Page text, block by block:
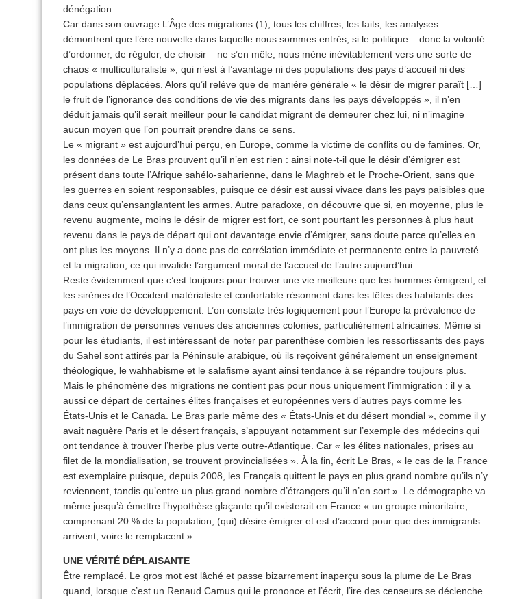
dénégation.
Car dans son ouvrage L’Âge des migrations (1), tous les chiffres, les faits, les analyses
démontrent que l’ère nouvelle dans laquelle nous sommes entrés, si le politique – donc la volonté
d’ordonner, de réguler, de choisir – ne s’en mêle, nous mène inévitablement vers une sorte de
chaos « multiculturaliste », qui n’est à l’avantage ni des populations des pays d’accueil ni des
populations déplacées. Alors qu’il relève que de manière générale « le désir de migrer paraît […]
le fruit de l’ignorance des conditions de vie des migrants dans les pays développés », il n’en
déduit jamais qu’il serait meilleur pour le candidat migrant de demeurer chez lui, ni n’imagine
aucun moyen que l’on pourrait prendre dans ce sens.
Le « migrant » est aujourd’hui perçu, en Europe, comme la victime de conflits ou de famines. Or,
les données de Le Bras prouvent qu’il n’en est rien : ainsi note-t-il que le désir d’émigrer est
présent dans toute l’Afrique sahélo-saharienne, dans le Maghreb et le Proche-Orient, sans que
les guerres en soient responsables, puisque ce désir est aussi vivace dans les pays paisibles que
dans ceux qu’ensanglantent les armes. Autre paradoxe, on découvre que si, en moyenne, plus le
revenu augmente, moins le désir de migrer est fort, ce sont pourtant les personnes à plus haut
revenu dans le pays de départ qui ont davantage envie d’émigrer, sans doute parce qu’elles en
ont plus les moyens. Il n’y a donc pas de corrélation immédiate et permanente entre la pauvreté
et la migration, ce qui invalide l’argument moral de l’accueil de l’autre aujourd’hui.
Reste évidemment que c’est toujours pour trouver une vie meilleure que les hommes émigrent, et
les sirènes de l’Occident matérialiste et confortable résonnent dans les têtes des habitants des
pays en voie de développement. L’on constate très logiquement pour l’Europe la prévalence de
l’immigration de personnes venues des anciennes colonies, particulièrement africaines. Même si
pour les étudiants, il est intéressant de noter par parenthèse combien les ressortissants des pays
du Sahel sont attirés par la Péninsule arabique, où ils reçoivent généralement un enseignement
théologique, le wahhabisme et le salafisme ayant ainsi tendance à se répandre toujours plus.
Mais le phénomène des migrations ne contient pas pour nous uniquement l’immigration : il y a
aussi ce départ de certaines élites françaises et européennes vers d’autres pays comme les
États-Unis et le Canada. Le Bras parle même des « États-Unis et du désert mondial », comme il y
avait naguère Paris et le désert français, s’appuyant notamment sur l’exemple des médecins qui
ont tendance à trouver l’herbe plus verte outre-Atlantique. Car « les élites nationales, prises au
filet de la mondialisation, se trouvent provincialisées ». À la fin, écrit Le Bras, « le cas de la France
est exemplaire puisque, depuis 2008, les Français quittent le pays en plus grand nombre qu’ils n’y
reviennent, tandis qu’entre un plus grand nombre d’étrangers qu’il n’en sort ». Le démographe va
même jusqu’à émettre l’hypothèse glaçante qu’il existerait en France « un groupe minoritaire,
comprenant 20 % de la population, (qui) désire émigrer et est d’accord pour que des immigrants
arrivent, voire le remplacent ».
UNE VÉRITÉ DÉPLAISANTE
Être remplacé. Le gros mot est lâché et passe bizarrement inaperçu sous la plume de Le Bras
quand, lorsque c’est un Renaud Camus qui le prononce et l’écrit, l’ire des censeurs se déclenche